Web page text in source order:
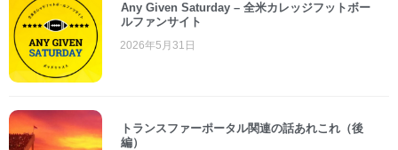
Any Given Saturday – 全米カレッジフットボー
ルファンサイト
2026年5月31日
トランスファーポータル関連の話あれこれ（後
編）